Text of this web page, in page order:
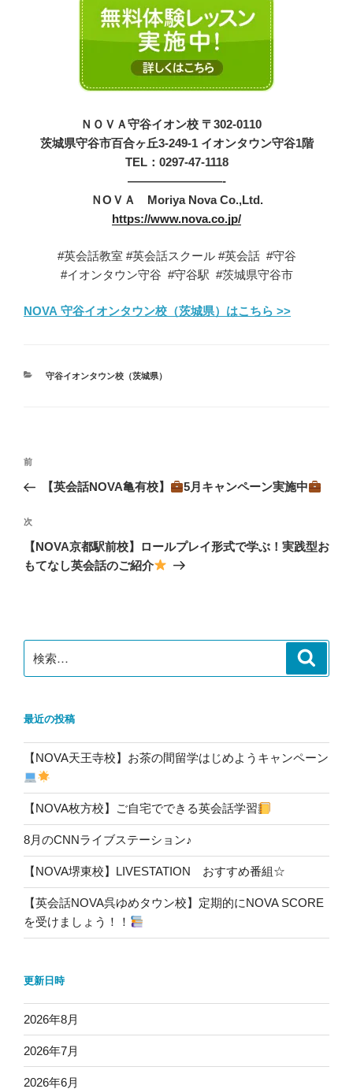
ＮＯＶＡ守谷イオン校 〒302-0110
茨城県守谷市百合ヶ丘3-249-1 イオンタウン守谷1階
TEL：0297-47-1118
————————-
ＮOＶＡ MoriyaNova Co.,Ltd.
https://www.nova.co.jp/
#英会話教室 #英会話スクール #英会話 #守谷
#イオンタウン守谷 #守谷駅 #茨城県守谷市
NOVA 守谷イオンタウン校（茨城県）はこちら >>
カ
守谷イオンタウン校（茨城県）
投
ナ
ビ
ゲ
ー
前
の
稿
前
【英会話NOVA亀有校】 5月キャンペーン実施中
次
の
投
次
【NOVA京都駅前校】ロールプレイ形式で学ぶ！実践型お
もてなし英会話のご紹介
索:
最近の投稿
【NOVA天王寺校】お茶の間留学はじめようキャンペーン
【NOVA枚方校】ご自宅でできる英会話学習
8月のCNNライブステーション♪
【NOVA堺東校】LIVESTATION おすすめ番組☆
【英会話NOVA呉ゆめタウン校】定期的にNOVA SCORE
を受けましょう！！
更新日時
2026年8月
2026年7月
2026年6月